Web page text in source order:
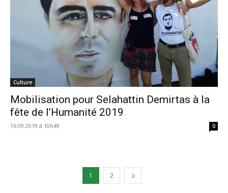
Culture
Mobilisation pour Selahattin Demirtas à la
fête de l’Humanité 2019
16.09.2019 à 10h49 0
1 2